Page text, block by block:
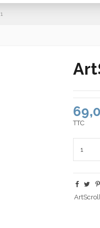
TTC
ArtScroll